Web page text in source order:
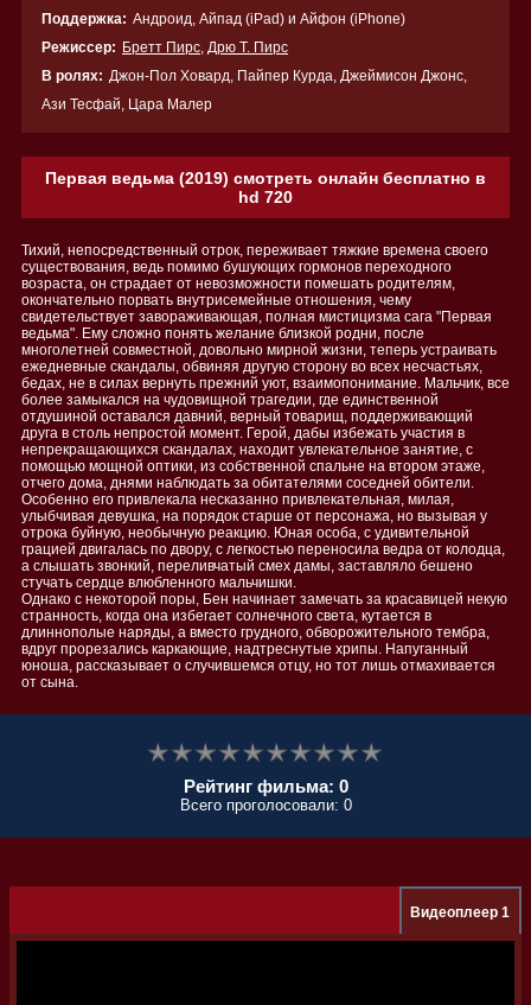
Поддержка: Андроид, Айпад (iPad) и Айфон (iPhone)
Режиссер: Бретт Пирс, Дрю Т. Пирс
В ролях: Джон-Пол Ховард, Пайпер Курда, Джеймисон Джонс,
Ази Тесфай, Цара Малер
Первая ведьма (2019) смотреть онлайн бесплатно в
hd 720
Тихий, непосредственный отрок, переживает тяжкие времена своего
существования, ведь помимо бушующих гормонов переходного
возраста, он страдает от невозможности помешать родителям,
окончательно порвать внутрисемейные отношения, чему
свидетельствует завораживающая, полная мистицизма сага "Первая
ведьма". Ему сложно понять желание близкой родни, после
многолетней совместной, довольно мирной жизни, теперь устраивать
ежедневные скандалы, обвиняя другую сторону во всех несчастьях,
бедах, не в силах вернуть прежний уют, взаимопонимание. Мальчик, все
более замыкался на чудовищной трагедии, где единственной
отдушиной оставался давний, верный товарищ, поддерживающий
друга в столь непростой момент. Герой, дабы избежать участия в
непрекращающихся скандалах, находит увлекательное занятие, с
помощью мощной оптики, из собственной спальне на втором этаже,
отчего дома, днями наблюдать за обитателями соседней обители.
Особенно его привлекала несказанно привлекательная, милая,
улыбчивая девушка, на порядок старше от персонажа, но вызывая у
отрока буйную, необычную реакцию. Юная особа, с удивительной
грацией двигалась по двору, с легкостью переносила ведра от колодца,
а слышать звонкий, переливчатый смех дамы, заставляло бешено
стучать сердце влюбленного мальчишки.
Однако с некоторой поры, Бен начинает замечать за красавицей некую
странность, когда она избегает солнечного света, кутается в
длиннополые наряды, а вместо грудного, обворожительного тембра,
вдруг прорезались каркающие, надтреснутые хрипы. Напуганный
юноша, рассказывает о случившемся отцу, но тот лишь отмахивается
от сына.
Рейтинг фильма: 0
Всего проголосовали: 0
Видеоплеер 1